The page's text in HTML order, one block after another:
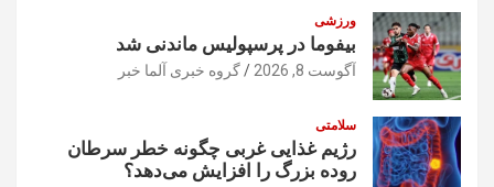
ورزشی
بیفوما در پرسپولیس ماندنی شد
آگوست 8, 2026 گروه خبری آلما خبر
سلامتی
رژیم غذایی غربی چگونه خطر سرطان
روده بزرگ را افزایش می‌دهد؟